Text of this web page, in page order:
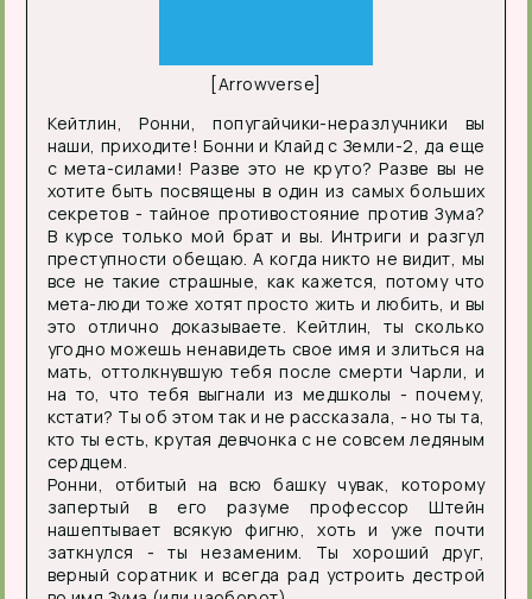
[Arrowverse]
Кейтлин, Ронни, попугайчики-неразлучники вы
наши, приходите! Бонни и Клайд с Земли-2, да еще
с мета-силами! Разве это не круто? Разве вы не
хотите быть посвящены в один из самых больших
секретов - тайное противостояние против Зума?
В курсе только мой брат и вы. Интриги и разгул
преступности обещаю. А когда никто не видит, мы
все не такие страшные, как кажется, потому что
мета-люди тоже хотят просто жить и любить, и вы
это отлично доказываете. Кейтлин, ты сколько
угодно можешь ненавидеть свое имя и злиться на
мать, оттолкнувшую тебя после смерти Чарли, и
на то, что тебя выгнали из медшколы - почему,
кстати? Ты об этом так и не рассказала, - но ты та,
кто ты есть, крутая девчонка с не совсем ледяным
сердцем.
Ронни, отбитый на всю башку чувак, которому
запертый в его разуме профессор Штейн
нашептывает всякую фигню, хоть и уже почти
заткнулся - ты незаменим. Ты хороший друг,
верный соратник и всегда рад устроить дестрой